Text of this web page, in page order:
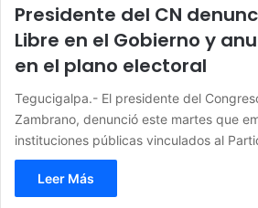
Presidente del CN
Libre en el Gobierno y
en el plano electoral
Tegucigalpa.- El presidente del
Zambrano, denunció este martes que
instituciones públicas vinculados al
Leer Más